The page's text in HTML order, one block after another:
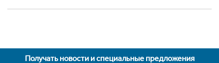
Получать новости и специальные предложения